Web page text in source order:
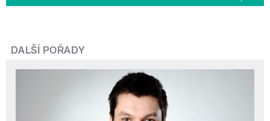
DALŠÍ POŘADY